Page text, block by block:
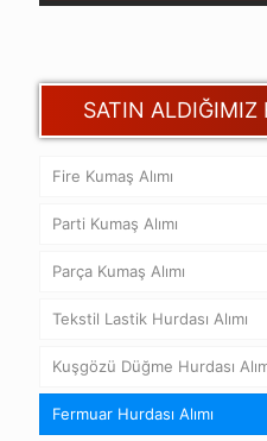
SATIN ALDIĞIMIZ
Fire Kumaş Alımı
Parti Kumaş Alımı
Parça Kumaş Alımı
Tekstil Lastik Hurdası Alımı
Kuşgözü Düğme Hurdası
Fermuar Hurdası Alımı